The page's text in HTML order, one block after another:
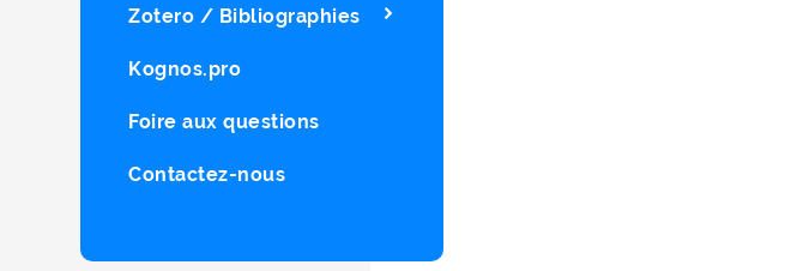
Zotero / Bibliographies
Kognos.pro
Foire aux questions
Contactez-nous